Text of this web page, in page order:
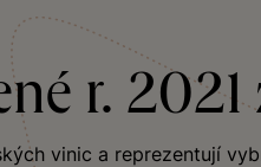
r.
vinic a reprezentují